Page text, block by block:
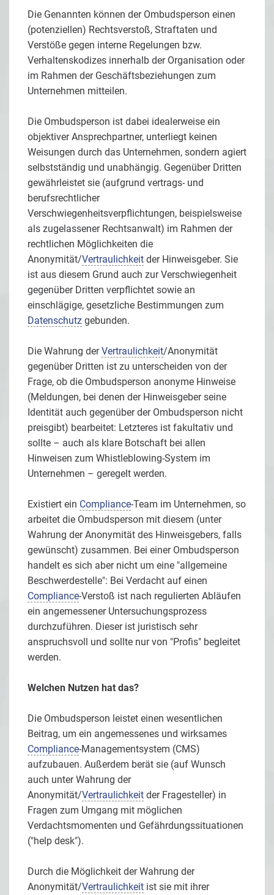
Die Genannten können der Ombudsperson einen
(potenziellen) Rechtsverstoß, Straftaten und
Verstöße gegen interne Regelungen bzw.
Verhaltenskodizes innerhalb der Organisation oder
im Rahmen der Geschäftsbeziehungen zum
Unternehmen mitteilen.
Die Ombudsperson ist dabei idealerweise ein
objektiver Ansprechpartner, unterliegt keinen
Weisungen durch das Unternehmen, sondern agiert
selbstständig und unabhängig. Gegenüber Dritten
gewährleistet sie (aufgrund vertrags- und
berufsrechtlicher
Verschwiegenheitsverpflichtungen, beispielsweise
als zugelassener Rechtsanwalt) im Rahmen der
rechtlichen Möglichkeiten die
Anonymität/Vertraulichkeit der Hinweisgeber. Sie
ist aus diesem Grund auch zur Verschwiegenheit
gegenüber Dritten verpflichtet sowie an
einschlägige, gesetzliche Bestimmungen zum
Datenschutz gebunden.
Die Wahrung derVertraulichkeit/Anonymität
gegenüber Dritten ist zu unterscheiden von der
Frage, ob die Ombudsperson anonyme Hinweise
(Meldungen, bei denen der Hinweisgeber seine
Identität auch gegenüber der Ombudsperson nicht
preisgibt) bearbeitet: Letzteres ist fakultativ und
sollte – auch als klare Botschaft bei allen
Hinweisen zum Whistleblowing-System im
Unternehmen – geregelt werden.
Existiert ein Compliance-Team im Unternehmen, so
arbeitet die Ombudsperson mit diesem (unter
Wahrung der Anonymität des Hinweisgebers, falls
gewünscht) zusammen. Bei einer Ombudsperson
handelt es sich aber nicht um eine "allgemeine
Beschwerdestelle": Bei Verdacht auf einen
Compliance-Verstoß ist nach regulierten Abläufen
ein angemessener Untersuchungsprozess
durchzuführen. Dieser ist juristisch sehr
anspruchsvoll und sollte nur von "Profis" begleitet
werden.
Welchen Nutzen hat das?
Die Ombudsperson leistet einen wesentlichen
Beitrag, um ein angemessenes und wirksames
Compliance-Managementsystem (CMS)
aufzubauen. Außerdem berät sie (auf Wunsch
auch unter Wahrung der
Anonymität/Vertraulichkeit der Fragesteller) in
Fragen zum Umgang mit möglichen
Verdachtsmomenten und Gefährdungssituationen
("help desk").
Durch die Möglichkeit der Wahrung der
Anonymität/Vertraulichkeit ist sie mit ihrer